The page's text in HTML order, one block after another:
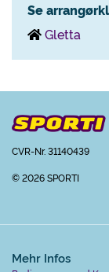
Se
Gletta
CVR-Nr. 31140439
© 2026 SPORTI
Mehr Infos